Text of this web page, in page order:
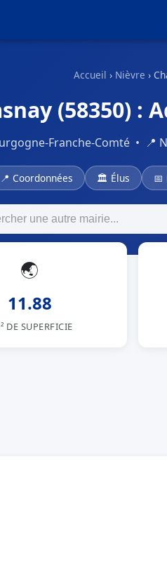
Accueil › Nièvre ›
(58350) :
Franche-Comté • 📍
📍 Coordonnées 🏛 Élus 📅
🌏
11.88
DE SUPERFICIE